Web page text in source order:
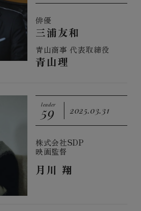
俳優
三浦友和
青山商事 代表取締役
青山理
leader
59 2025.03.31
株式会社SDP
映画監督
月川 翔